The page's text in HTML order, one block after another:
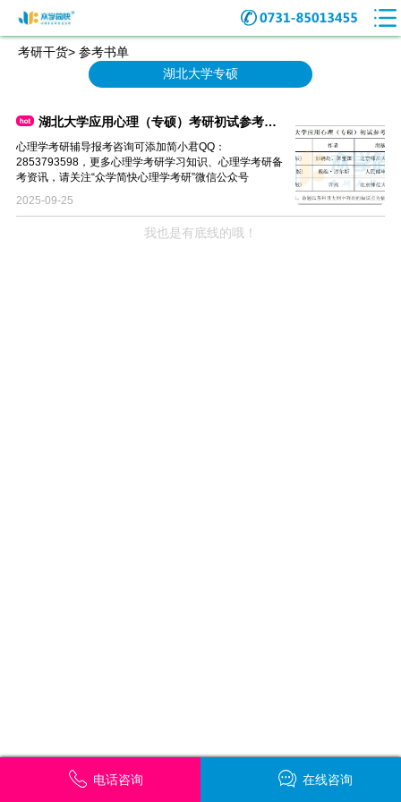
考研干货> 参考书单
湖北大学专硕
湖北大学应用心理（专硕）考研初试参考书单
心理学考研辅导报考咨询可添加简小君QQ：
2853793598，更多心理学考研学习知识、心理学考研备
考资讯，请关注“众学简快心理学考研”微信公众号
2025-09-25
电话咨询 在线咨询
我也是有底线的哦！